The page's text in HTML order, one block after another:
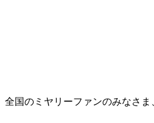
全国のミヤリーファンのみなさま